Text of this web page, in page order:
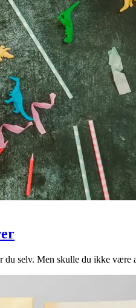
du selv. Men skulle du ikke